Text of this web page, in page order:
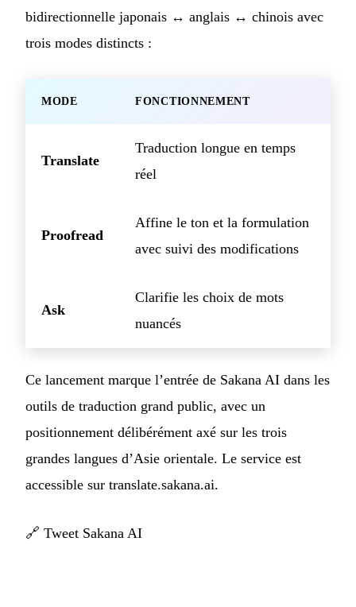
bidirectionnelle japonais ↔ anglais ↔ chinois avec
trois modes distincts :
MODE FONCTIONNEMENT
Translate
Traduction longue en temps
réel
Proofread
Affine le ton et la formulation
avec suivi des modifications
Ask
Clarifie les choix de mots
nuancés
Ce lancement marque l’entrée de Sakana AI dans les
outils de traduction grand public, avec un
positionnement délibérément axé sur les trois
grandes langues d’Asie orientale. Le service est
accessible sur translate.sakana.ai.
🔗 Tweet Sakana AI